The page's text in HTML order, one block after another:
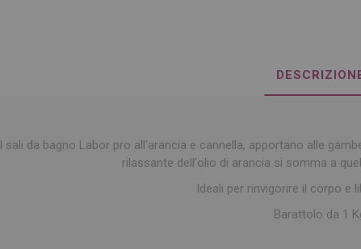
I sali da bagno Labor pro all'arancia e cannella, apportano alle
rilassante dell'olio di arancia si somma a
Ideali per rinvigorire il corpo e
Barattolo da 1